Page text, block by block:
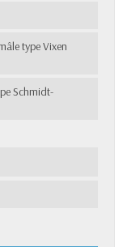
type Vixen
Schmidt-